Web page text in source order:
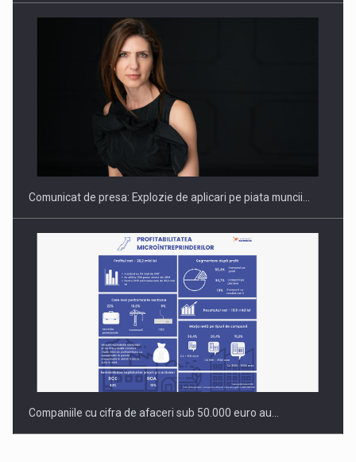
Hard Enduro Piatra Craiului 2026, fueled by benzinariile RO…
Comunicat de presa: Explozie de aplicari pe piata muncii…
Companiile cu cifra de afaceri sub 50.000 euro au…